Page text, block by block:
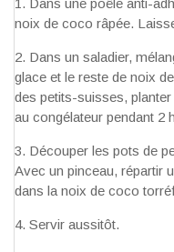
noix de coco râpée.
Dans un saladier,
glace et le reste de noix
des petits-suisses,
au congélateur pendant 2
Découper les pots de
Avec un pinceau, répartir
dans la noix de coco
Servir aussitôt.